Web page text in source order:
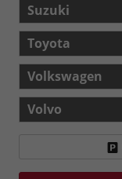
Suzuki
Toyota
Volkswagen
Volvo